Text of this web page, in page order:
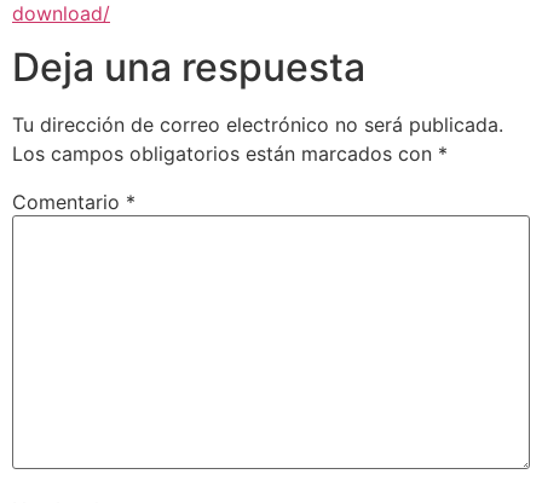
download/
Deja una respuesta
Tu dirección de correo electrónico no será publicada.
Los campos obligatorios están marcados con *
Comentario *